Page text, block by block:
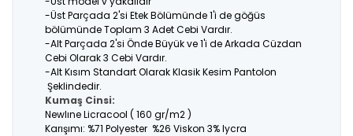
-Üst Parçada 2'si Etek Bölümünde 1'i de göğüs
bölümünde Toplam 3 Adet Cebi Vardır.
-Alt Parçada 2'si Önde Büyük ve 1'i de Arkada Cüzdan
Cebi Olarak 3 Cebi Vardır.
-Alt Kısım Standart Olarak Klasik Kesim Pantolon
Şeklindedir.
Kumaş Cinsi:
Newlıne Licracool ( 160 gr/m2 )
Karışımı: %71 Polyester %26 Viskon 3% lycra